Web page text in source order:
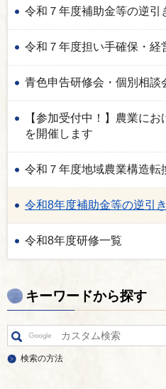
令和７年度補助金等の逆引
令和７年度担い手確保・経
青色申告研修会・個別相談
【参加受付中！】農業に
を開催します
令和７年度地域農業構造転
令和8年度補助金等の逆引
令和8年度研修一覧
キーワードから探す
検索の方法